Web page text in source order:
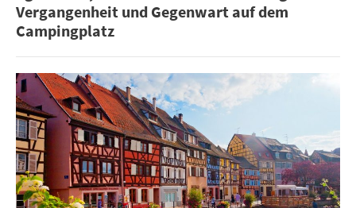
Vergangenheit und Gegenwart auf dem
Campingplatz